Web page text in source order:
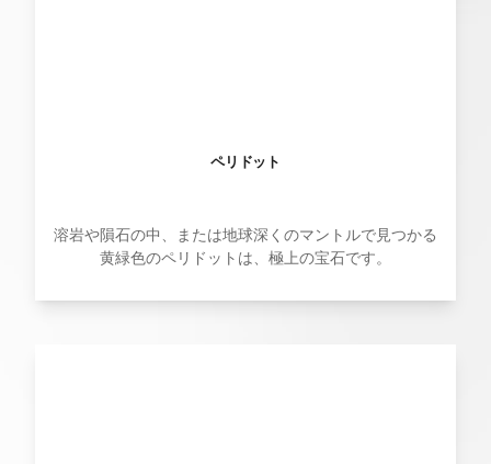
ペリドット
溶岩や隕石の中、または地球深くのマントルで見つかる
黄緑色のペリドットは、極上の宝石です。